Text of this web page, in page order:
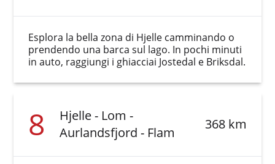
Esplora la bella zona di Hjelle camminando o
prendendo una barca sul lago. In pochi minuti
in auto, raggiungi i ghiacciai Jostedal e Briksdal.
8
Hjelle - Lom -
Aurlandsfjord - Flam
368 km